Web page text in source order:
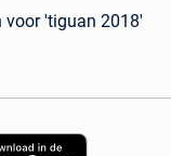
voor 'tiguan 2018'